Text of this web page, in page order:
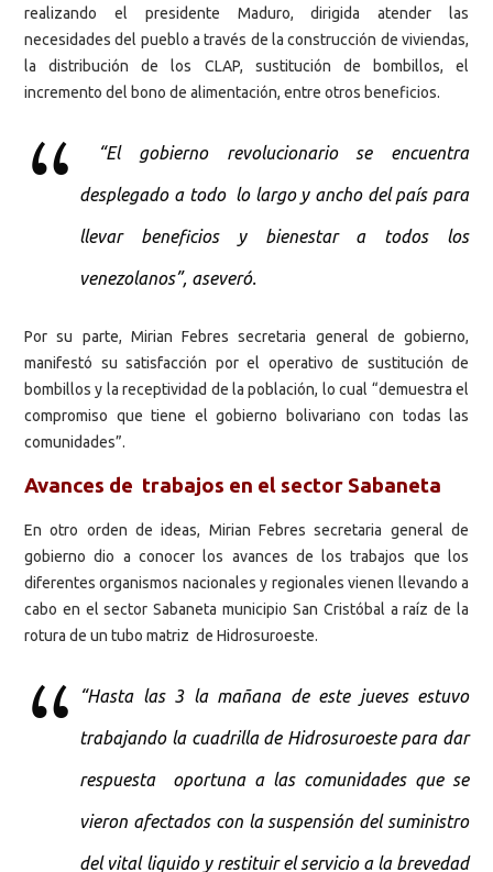
realizando el presidente Maduro, dirigida atender las
necesidades del pueblo a través de la construcción de viviendas,
la distribución de los CLAP, sustitución de bombillos, el
incremento del bono de alimentación, entre otros beneficios.
“El gobierno revolucionario se encuentra
desplegado a todo lo largo y ancho del país para
llevar beneficios y bienestar a todos los
venezolanos”, aseveró.
Por su parte, Mirian Febres secretaria general de gobierno,
manifestó su satisfacción por el operativo de sustitución de
bombillos y la receptividad de la población, lo cual “demuestra el
compromiso que tiene el gobierno bolivariano con todas las
comunidades”.
Avances de trabajos en el sector Sabaneta
En otro orden de ideas, Mirian Febres secretaria general de
gobierno dio a conocer los avances de los trabajos que los
diferentes organismos nacionales y regionales vienen llevando a
cabo en el sector Sabaneta municipio San Cristóbal a raíz de la
rotura de un tubo matriz de Hidrosuroeste.
“Hasta las 3 la mañana de este jueves estuvo
trabajando la cuadrilla de Hidrosuroeste para dar
respuesta oportuna a las comunidades que se
vieron afectados con la suspensión del suministro
del vital liquido y restituir el servicio a la brevedad